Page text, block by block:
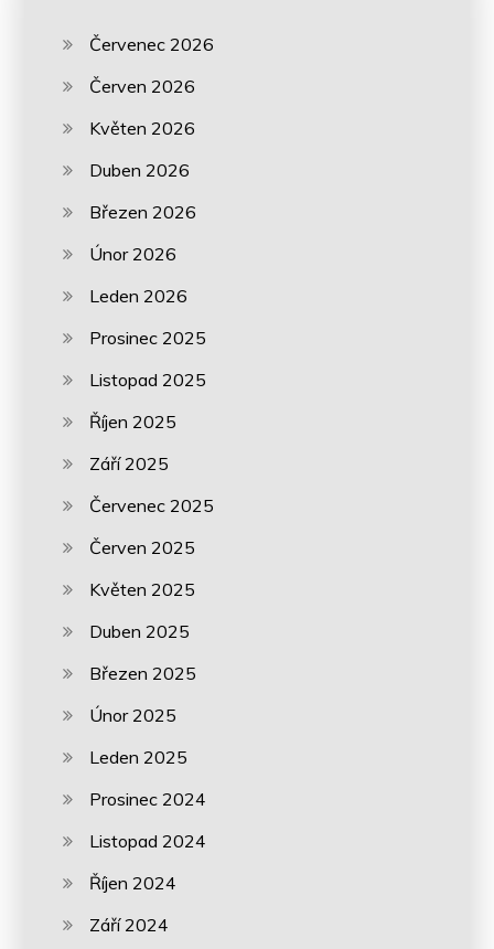
Červenec 2026
Červen 2026
Květen 2026
Duben 2026
Březen 2026
Únor 2026
Leden 2026
Prosinec 2025
Listopad 2025
Říjen 2025
Září 2025
Červenec 2025
Červen 2025
Květen 2025
Duben 2025
Březen 2025
Únor 2025
Leden 2025
Prosinec 2024
Listopad 2024
Říjen 2024
Září 2024